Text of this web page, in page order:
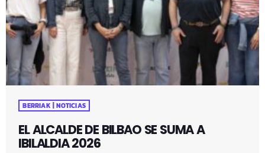
BERRIAK | NOTICIAS
EL ALCALDE DE BILBAO SE SUMA A
IBILALDIA 2026